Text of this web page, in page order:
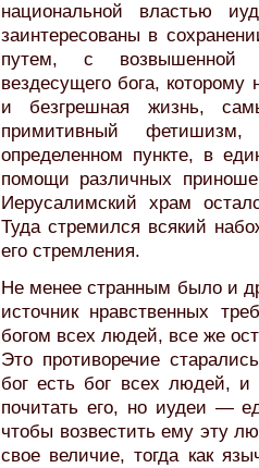
национальной властью
заинтересованы в
путем, с возвышенной
вездесущего бога,
и безгрешная жизнь,
примитивный
определенном пункте, в
помощи раз­личных
Иерусалимский храм
Туда стремился всякий
его стремления.
Не менее странным было и
источник нравственных
богом всех людей, все же
Это противо­речие
бог есть бог всех людей,
почитать его, но иудеи —
чтобы возвестить ему эту
свое величие, тогда как